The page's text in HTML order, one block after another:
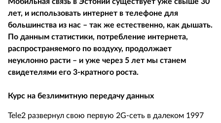
лет, и использовать интернет в телефоне для
большинства из нас – так же естественно, как дышать.
По данным статистики, потребление интернета,
распространяемого по воздуху, продолжает
неуклонно расти – и уже через 5 лет мы станем
свидетелями его 3-кратного роста.
Курс на безлимитную передачу данных
Tele2 развернул свою первую 2G-сеть в далеком 1997